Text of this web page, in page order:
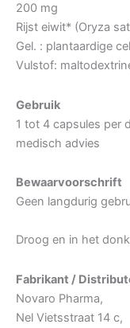
200 mg
Rijst eiwit* (Oryza
Gel. : plantaardige
Vulstof:
Gebruik
1 tot 4 capsules per
medisch advies
Bewaarvoorschrift
Geen langdurig
Droog en in het
Fabrikant /
Novaro Pharma,
Nel Vietsstraat 14 c,